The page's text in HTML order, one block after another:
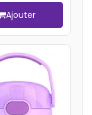
Ajouter